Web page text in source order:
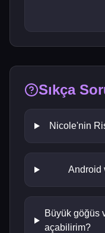
Sıkça
Nicole'nin
Android
Büyük göğüs
açabilirim?